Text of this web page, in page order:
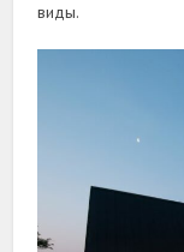
виды.